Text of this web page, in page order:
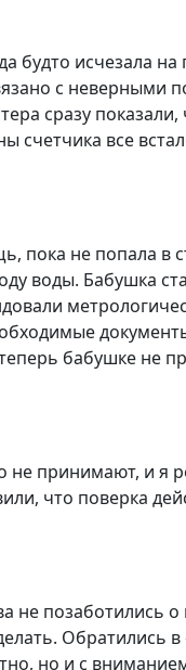
будто исчезала
с неверными
сразу показали,
все
пока не попала в
воды. Бабушка
бабушке не
не принимают, и
что поверка
не позаботились
но и с